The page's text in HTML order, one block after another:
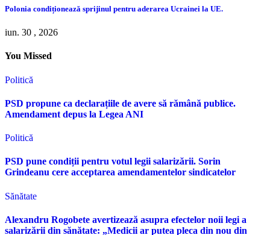
Polonia condiționează sprijinul pentru aderarea Ucrainei la UE.
iun. 30 , 2026
You Missed
Politică
PSD propune ca declarațiile de avere să rămână publice.
Amendament depus la Legea ANI
Politică
PSD pune condiții pentru votul legii salarizării. Sorin
Grindeanu cere acceptarea amendamentelor sindicatelor
Sănătate
Alexandru Rogobete avertizează asupra efectelor noii legi a
salarizării din sănătate: „Medicii ar putea pleca din nou din